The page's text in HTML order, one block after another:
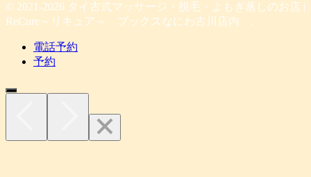
© 2021-2026 タイ古式マッサージ・脱毛・よもぎ蒸しのお店 |
ReCure～リキュア～ ブックスなにわ古川店内 .
電話予約
予約